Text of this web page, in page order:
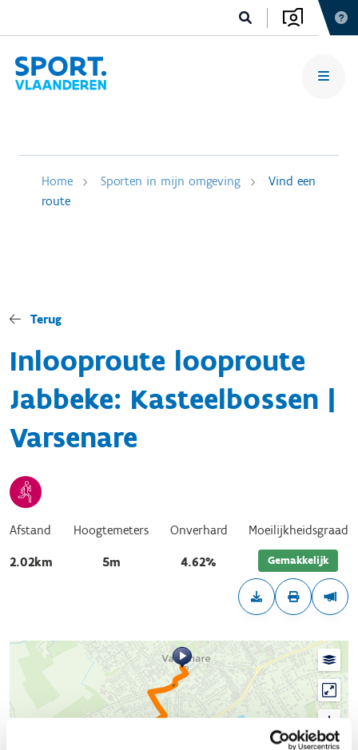
Home Sporten in mijn omgeving
Vind een
route
Terug
Inlooproute looproute
Jabbeke: Kasteelbossen |
Varsenare
Afstand
2.02km
Hoogtemeters
5m
Onverhard
4.62%
Moeilijkheidsgraad
Gemakkelijk